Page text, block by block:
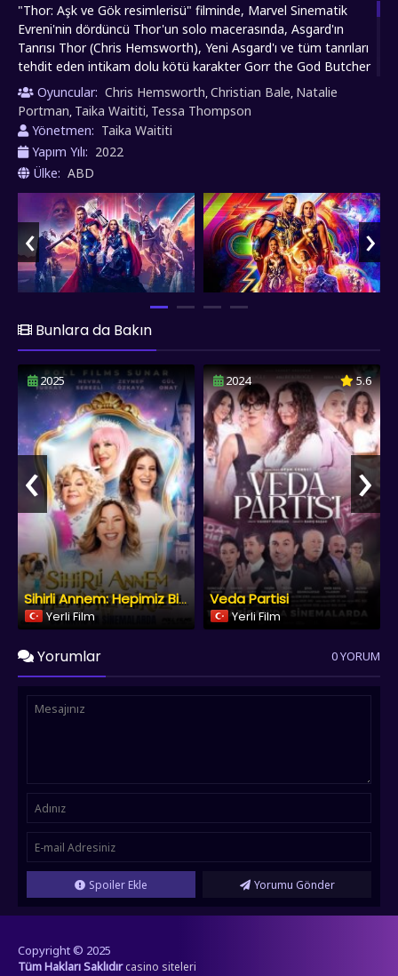
"Thor: Aşk ve Gök resimlerisü" filminde, Marvel Sinematik
Evreni'nin dördüncü Thor'un solo macerasında, Asgard'ın
Tanrısı Thor (Chris Hemsworth), Yeni Asgard'ı ve tüm tanrıları
tehdit eden intikam dolu kötü karakter Gorr the God Butcher
(Christian Bale) ile karşı karşıya gelir. Taika Waititi'nin yeniden
yönetmen koltuğuna oturduğu bu kozmik macera, Thor'un
dünyaları koruma görevine dönerken, eski sevgilisi ve şimdi
Mjölnir'i kullanan Mighty Thor kimliğiyle güçlenen Dr. Jane
Foster (Natalie Portman) ile beklenmedik bir şekilde yeniden
bir araya gelerek konu yer alıyor. Guns N' Roses şarkılarıyla
oluşturulmuş film müziği, canlı renk paleti ve kendine özgü
mizahıyla dikkat çeken film, Thor'un kendi iç yolculuğu, kayıp,
yalnızlık ve yeni bir amaç bulma temaları çevresinde
şekillenirken, Valkyrie (Tessa Thompson) ve Korg (Taika
Waititi) gibi sevilen karakterlerin de desteğiyle, karanlık bir
intikamını renkli bir kozmik maceraya aktarmayı başarıyor.
fullfilmizle.co'da Thor: Aşk ve Gök Gürültüsü filmini ister
Türkçe dublaj ister Türkçe altyazılı olarak full hd 1080p
kalitesinde izleyebilirsiniz.
Oyuncular: Chris Hemsworth,Christian Bale, Natalie
Portman, Taika Waititi, Tessa Thompson
Yönetmen: Taika Waititi
Yapım Yılı: 2022
Ülke: ABD
‹ ›
Bunlara da Bakın
2025
Sihirli Annem: Hepimiz Biriz
Yerli Film
2024 5.6
Veda Partisi
Yerli Film
‹ ›
Yorumlar 0 YORUM
Spoiler Ekle Yorumu Gönder
Copyright © 2025
Tüm Hakları Saklıdır casino siteleri